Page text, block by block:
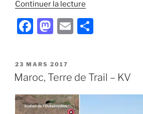
Continuer la lecture
à
pleine
F
c
e
b
o
M
st
o
d
o
E
l
g
er
PUBLIÉ
LE
23 MARS 2017
Maroc, Terre de Trail – KV